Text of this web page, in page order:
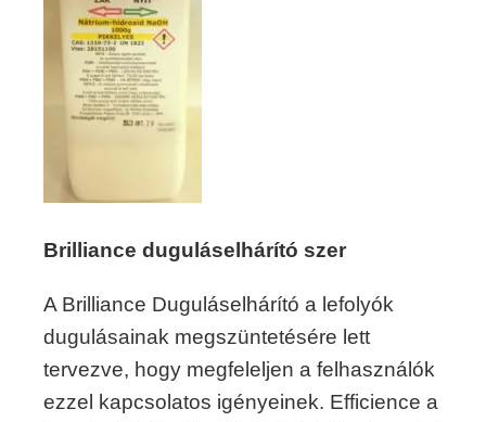
Brilliance duguláselhárító szer
A Brilliance Duguláselhárító a lefolyók
dugulásainak megszüntetésére lett
tervezve, hogy megfeleljen a felhasználók
ezzel kapcsolatos igényeinek. Efficience a